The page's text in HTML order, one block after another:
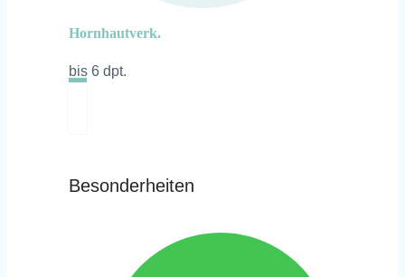
Hornhautverk.
bis 6 dpt.
Besonderheiten